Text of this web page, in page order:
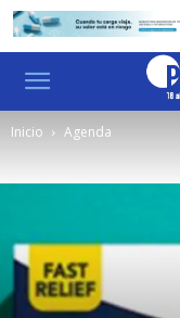
Inicio Agenda